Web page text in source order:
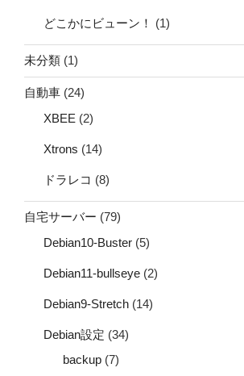
どこかにビューン！ (1)
未分類 (1)
自動車 (24)
XBEE (2)
Xtrons (14)
ドラレコ (8)
自宅サーバー (79)
Debian10-Buster (5)
Debian11-bullseye (2)
Debian9-Stretch (14)
Debian設定 (34)
backup (7)